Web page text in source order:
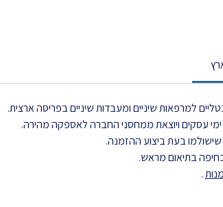
למרפאות שיניים ומעבדות שיניים בפריסה ארצית.
בעת ביצוע ההזמנה.
בתיאום מראש.
.